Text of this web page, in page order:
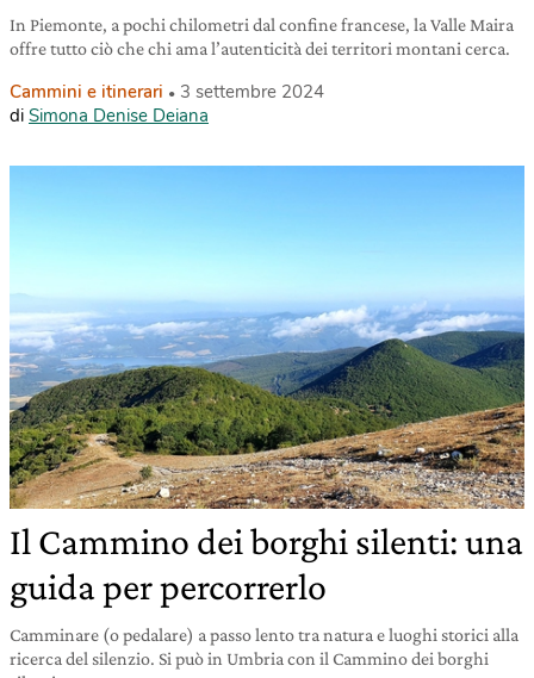
In Piemonte, a pochi chilometri dal confine francese, la Valle Maira
offre tutto ciò che chi ama l’autenticità dei territori montani cerca.
Cammini e itinerari
3 settembre 2024
di Simona Denise Deiana
Il Cammino dei borghi silenti: una
guida per percorrerlo
Camminare (o pedalare) a passo lento tra natura e luoghi storici alla
ricerca del silenzio. Si può in Umbria con il Cammino dei borghi